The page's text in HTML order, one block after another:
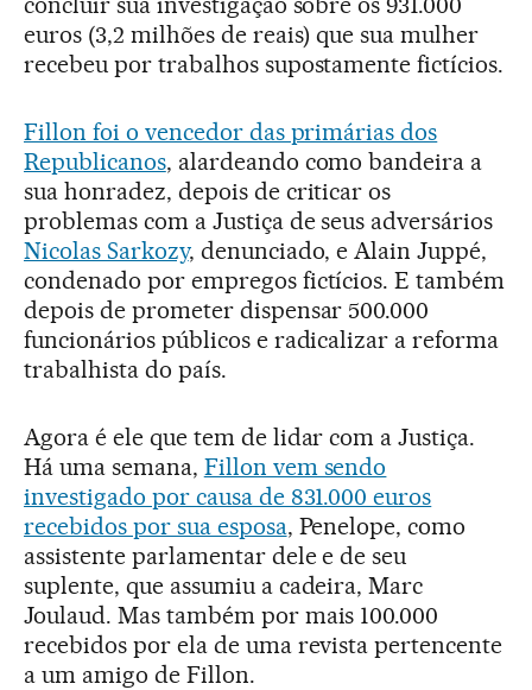
euros (3,2 milhões de reais) que sua mulher
recebeu por trabalhos supostamente fictícios.
Fillon foi o vencedor das primárias dos
Republicanos, alardeando como bandeira a
sua honradez, depois de criticar os
problemas com a Justiça de seus adversários
Nicolas Sarkozy, denunciado, e Alain Juppé,
condenado por empregos fictícios. E também
depois de prometer dispensar 500.000
funcionários públicos e radicalizar a reforma
trabalhista do país.
Agora é ele que tem de lidar com a Justiça.
Há uma semana, Fillon vem sendo
investigado por causa de 831.000 euros
recebidos por sua esposa, Penelope, como
assistente parlamentar dele e de seu
suplente, que assumiu a cadeira, Marc
Joulaud. Mas também por mais 100.000
recebidos por ela de uma revista pertencente
a um amigo de Fillon.